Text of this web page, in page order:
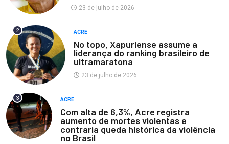
23 de julho de 2026
2 ACRE
No topo, Xapuriense assume a
liderança do ranking brasileiro de
ultramaratona
23 de julho de 2026
3 ACRE
Com alta de 6,3%, Acre registra
aumento de mortes violentas e
contraria queda histórica da violência
no Brasil